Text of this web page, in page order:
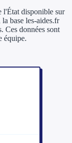
l'État disponible sur
base les-aides.fr
Ces données sont
équipe.